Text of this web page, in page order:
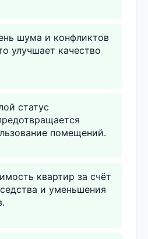
шума и конфликтов
улучшает качество
статус
помещений.
квартир за счёт
и уменьшения